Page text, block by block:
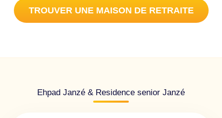
TROUVER UNE MAISON DE RETRAITE
Ehpad Janzé & Residence senior Janzé